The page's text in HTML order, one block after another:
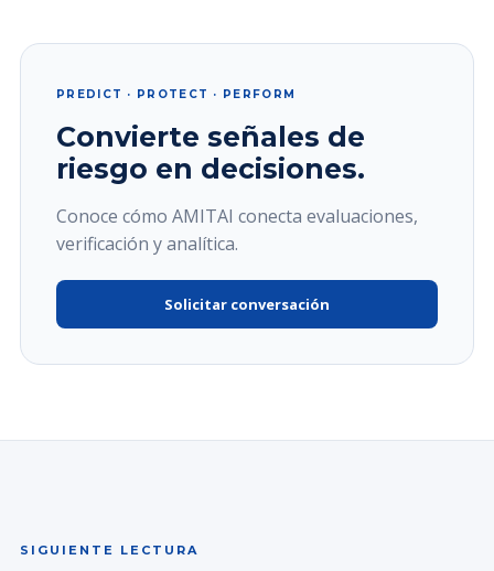
PREDICT · PROTECT · PERFORM
Convierte señales de
riesgo en decisiones.
Conoce cómo AMITAI conecta evaluaciones,
verificación y analítica.
Solicitar conversación
SIGUIENTE LECTURA